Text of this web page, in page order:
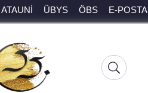
ATAUNİ ÜBYS ÖBS E-POSTA